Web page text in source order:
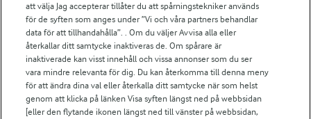
Arlas kundportal
Arla.com
Falbygdens Ost
Arla webbshop
Bildbank
att välja Jag accepterar tillåter du att spårningstekniker används
för de syften som anges under ”Vi och våra partners behandlar
data för att tillhandahålla”. . Om du väljer Avvisa alla eller
återkallar ditt samtycke inaktiveras de. Om spårare är
inaktiverade kan visst innehåll och vissa annonser som du ser
vara mindre relevanta för dig. Du kan återkomma till denna meny
för att ändra dina val eller återkalla ditt samtycke när som helst
genom att klicka på länken Visa syften längst ned på webbsidan
[eller den flytande ikonen längst ned till vänster på webbsidan,